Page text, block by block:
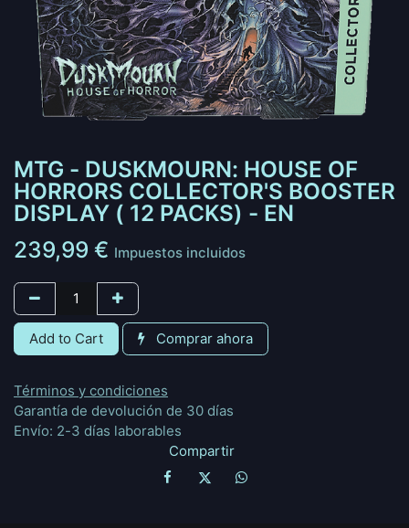
MTG - DUSKMOURN: HOUSE OF
HORRORS COLLECTOR'S BOOSTER
DISPLAY ( 12 PACKS) - EN
239,99 € Impuestos incluidos
Add to Cart Comprar ahora
Términos y condiciones
Garantía de devolución de 30 días
Envío: 2-3 días laborables
Compartir